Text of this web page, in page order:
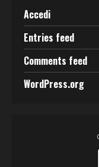
Accedi
Entries feed
Comments feed
WordPress.org